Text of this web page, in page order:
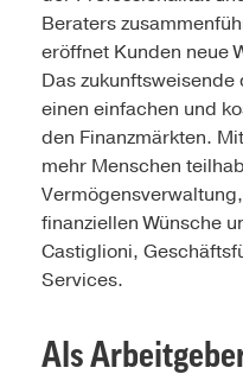
Beraters
eröffnet Kunden neue
Das
einen einfachen und
den Finanzmärkten.
mehr Menschen
finanziellen Wünsche
Castiglioni,
Services.
Als